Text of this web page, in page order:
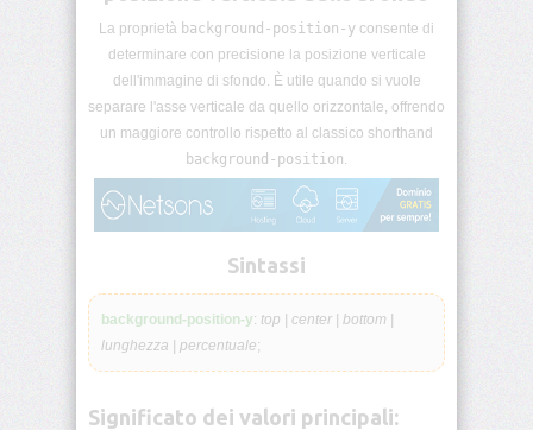
Pseudo-
classi
elementi
CSS
Unità
lunghezza
Funzioni
CSS
Test
La proprietà background-position-y consente di
determinare con precisione la posizione verticale
dell'immagine di sfondo. È utile quando si vuole
separare l'asse verticale da quello orizzontale, offrendo
un maggiore controllo rispetto al classico shorthand
background-position.
Sintassi
background-position-y: top | center | bottom |
lunghezza | percentuale;
Significato dei valori principali: